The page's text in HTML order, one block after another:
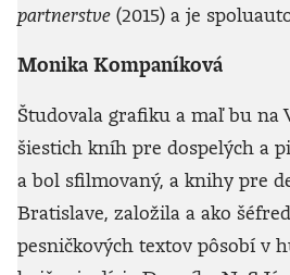
partnerstve (2015) a je
Monika Kompaníková
Študovala grafiku a maľ bu na
šiestich kníh pre dospelých a
a bol sfilmovaný, a knihy pre
Bratislave, založila a ako
pesničkových textov pôsobí v